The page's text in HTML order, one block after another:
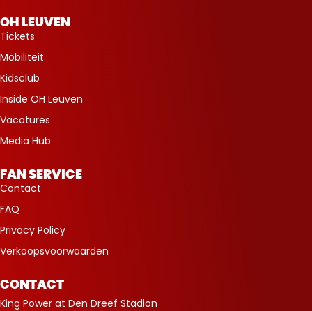
OH LEUVEN
Tickets
Mobiliteit
Kidsclub
Inside OH Leuven
Vacatures
Media Hub
FAN SERVICE
Contact
FAQ
Privacy Policy
Verkoopsvoorwaarden
CONTACT
King Power at Den Dreef Stadion